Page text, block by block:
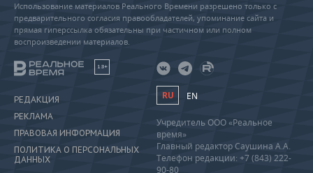
Использование материалов Реального Времени разрешено только с
предварительного согласия правообладателей, упоминание сайта и
прямая гиперссылка обязательны при частичном или полном
воспроизведении материалов.
18+
РЕДАКЦИЯ
РЕКЛАМА
ПРАВОВАЯ ИНФОРМАЦИЯ
ПОЛИТИКА О ПЕРСОНАЛЬНЫХ
ДАННЫХ
RU EN
Учредитель ООО «Реальное
время»
Главный редактор Саушина А.А.
Телефон редакции: +7 (843) 222-
90-80